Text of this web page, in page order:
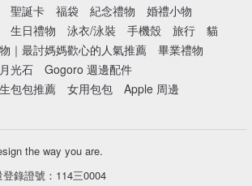
聖誕卡 福袋 紀念禮物
婚禮小物
生日禮物 泳衣/泳裝 手機殼 旅行
貓
｜最討媽媽歡心的人氣推薦
畢業禮物
月光石
Gogoro 週邊配件
包包推薦
女用包包
Apple 周邊
the way you are.
錄證號：114三0004